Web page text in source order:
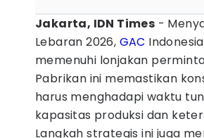
Jakarta, IDN Times -
Lebaran 2026, GAC
memenuhi lonjakan
Pabrikan ini memastikan
harus menghadapi waktu
kapasitas produksi dan
Langkah strategis ini juga